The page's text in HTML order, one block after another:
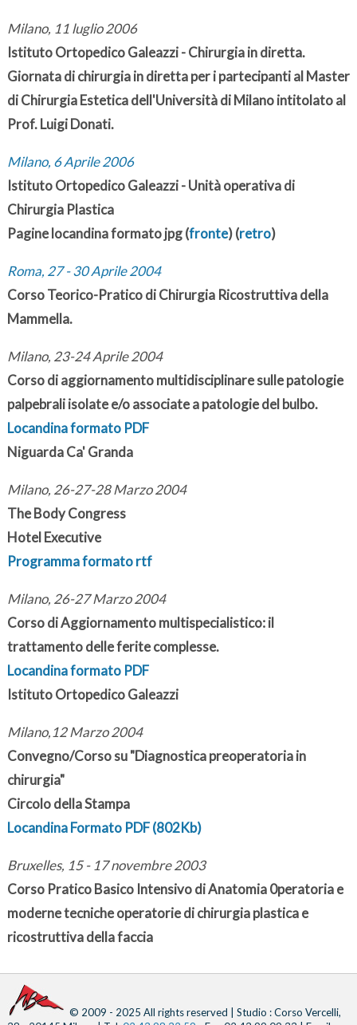
Milano, 11 luglio 2006
Istituto Ortopedico Galeazzi - Chirurgia in diretta.
Giornata di chirurgia in diretta per i partecipanti al Master
di Chirurgia Estetica dell'Università di Milano intitolato al
Prof. Luigi Donati.
Milano, 6 Aprile 2006
Istituto Ortopedico Galeazzi - Unità operativa di
Chirurgia Plastica
Pagine locandina formato jpg (fronte) (retro)
Roma, 27 - 30 Aprile 2004
Corso Teorico-Pratico di Chirurgia Ricostruttiva della
Mammella.
Milano, 23-24 Aprile 2004
Corso di aggiornamento multidisciplinare sulle patologie
palpebrali isolate e/o associate a patologie del bulbo.
Locandina formato PDF
Niguarda Ca' Granda
Milano, 26-27-28 Marzo 2004
The Body Congress
Hotel Executive
Programma formato rtf
Milano, 26-27 Marzo 2004
Corso di Aggiornamento multispecialistico: il
trattamento delle ferite complesse.
Locandina formato PDF
Istituto Ortopedico Galeazzi
Milano,12 Marzo 2004
Convegno/Corso su "Diagnostica preoperatoria in
chirurgia"
Circolo della Stampa
Locandina Formato PDF (802Kb)
Bruxelles, 15 - 17 novembre 2003
Corso Pratico Basico Intensivo di Anatomia 0peratoria e
moderne tecniche operatorie di chirurgia plastica e
ricostruttiva della faccia
© 2009 - 2025 All rights reserved | Studio : Corso Vercelli,